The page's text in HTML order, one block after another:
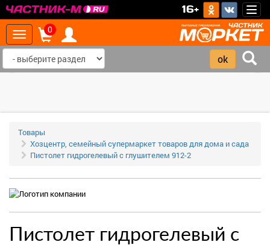
16+
Toggle
navigation
0
Товары
Хозцентр, семейный супермаркет товаров для дома и сада
Пистолет гидрогелевый с глушителем 912-2
Пистолет гидрогелевый с
‹ ›